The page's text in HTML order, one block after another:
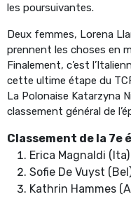
les poursuivantes.
Deux femmes, Lorena
prennent les choses en
Finalement, c’est
cette ultime étape du
La Polonaise Katarzyna
classement général de
Classement de la 7e
Erica Magnaldi
Sofie De Vuyst
Kathrin Hammes